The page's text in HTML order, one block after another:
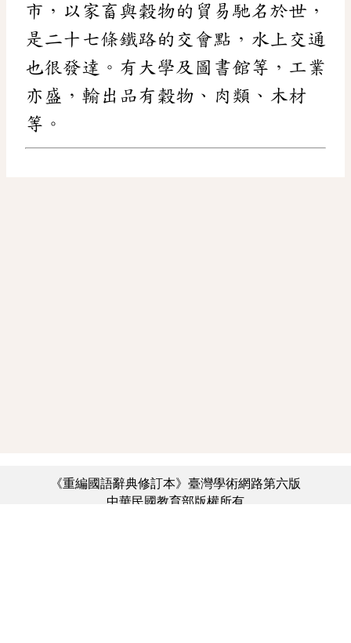
市，以家畜與穀物的貿易馳名於世，
是二十七條鐵路的交會點，水上交通
也很發達。有大學及圖書館等，工業
亦盛，輸出品有穀物、肉類、木材
等。
《重編國語辭典修訂本》臺灣學術網路第六版
中華民國教育部版權所有